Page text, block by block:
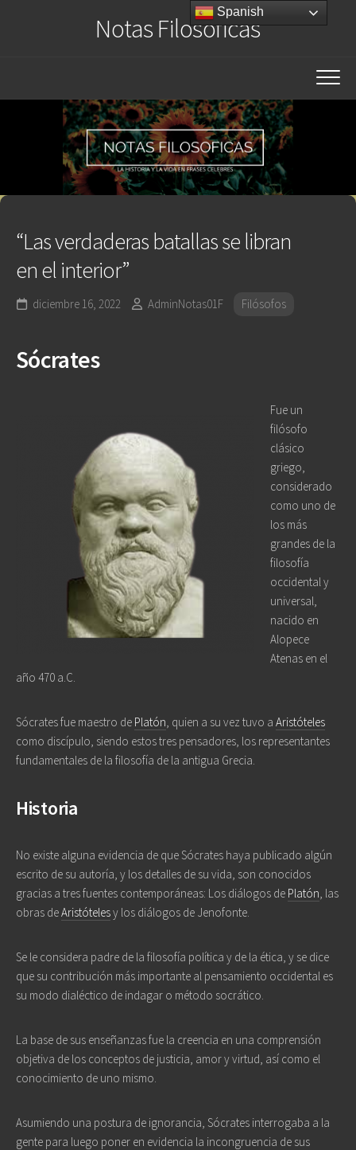
Notas Filosóficas
“Las verdaderas batallas se libran
en el interior”
diciembre 16, 2022 AdminNotas01F Filósofos
Sócrates
Fue un
filósofo
clásico
griego,
considerado
como uno de
los más
grandes de la
filosofía
occidental y
universal,
nacido en
Alopece
Atenas en el
año 470 a.C.
Sócrates fue maestro de Platón, quien a su vez tuvo a Aristóteles
como discípulo, siendo estos tres pensadores, los representantes
fundamentales de la filosofía de la antigua Grecia.
Historia
No existe alguna evidencia de que Sócrates haya publicado algún
escrito de su autoría, y los detalles de su vida, son conocidos
gracias a tres fuentes contemporáneas: Los diálogos de Platón, las
obras deAristótelesy los diálogos de Jenofonte.
Se le considera padre de la filosofía política y de la ética, y se dice
que su contribución más importante al pensamiento occidental es
su modo dialéctico de indagar o método socrático.
La base de sus enseñanzas fue la creencia en una comprensión
objetiva de los conceptos de justicia, amor y virtud, así como el
conocimiento de uno mismo.
Asumiendo una postura de ignorancia, Sócrates interrogaba a la
gente para luego poner en evidencia la incongruencia de sus
Spanish